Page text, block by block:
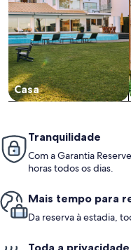
Casa
Tranquilidade
Com a Garantia
horas todos os dias.
Mais tempo para
Da reserva à estadia,